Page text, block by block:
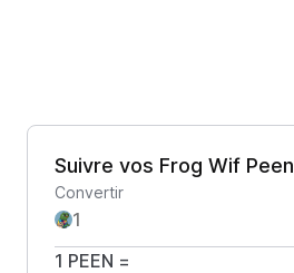
Suivre vos Frog Wif Peen
Convertir
1 PEEN =